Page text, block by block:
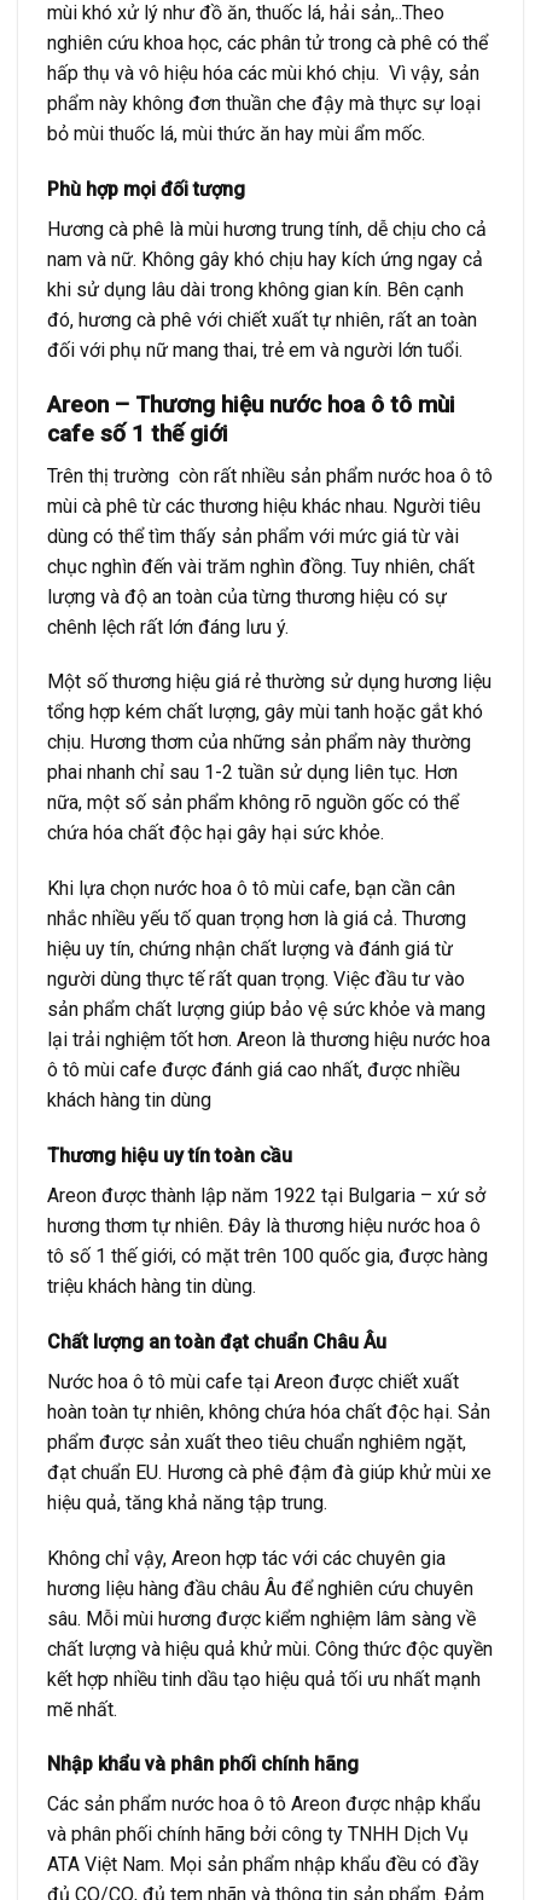
mùi khó xử lý như đồ ăn, thuốc lá, hải sản,..Theo
nghiên cứu khoa học, các phân tử trong cà phê có thể
hấp thụ và vô hiệu hóa các mùi khó chịu. Vì vậy, sản
phẩm này không đơn thuần che đậy mà thực sự loại
bỏ mùi thuốc lá, mùi thức ăn hay mùi ẩm mốc.
Phù hợp mọi đối tượng
Hương cà phê là mùi hương trung tính, dễ chịu cho cả
nam và nữ. Không gây khó chịu hay kích ứng ngay cả
khi sử dụng lâu dài trong không gian kín. Bên cạnh
đó, hương cà phê với chiết xuất tự nhiên, rất an toàn
đối với phụ nữ mang thai, trẻ em và người lớn tuổi.
Areon – Thương hiệu nước hoa ô tô mùi
cafe số 1 thế giới
Trên thị trường còn rất nhiều sản phẩm nước hoa ô tô
mùi cà phê từ các thương hiệu khác nhau. Người tiêu
dùng có thể tìm thấy sản phẩm với mức giá từ vài
chục nghìn đến vài trăm nghìn đồng. Tuy nhiên, chất
lượng và độ an toàn của từng thương hiệu có sự
chênh lệch rất lớn đáng lưu ý.
Một số thương hiệu giá rẻ thường sử dụng hương liệu
tổng hợp kém chất lượng, gây mùi tanh hoặc gắt khó
chịu. Hương thơm của những sản phẩm này thường
phai nhanh chỉ sau 1-2 tuần sử dụng liên tục. Hơn
nữa, một số sản phẩm không rõ nguồn gốc có thể
chứa hóa chất độc hại gây hại sức khỏe.
Khi lựa chọn nước hoa ô tô mùi cafe, bạn cần cân
nhắc nhiều yếu tố quan trọng hơn là giá cả. Thương
hiệu uy tín, chứng nhận chất lượng và đánh giá từ
người dùng thực tế rất quan trọng. Việc đầu tư vào
sản phẩm chất lượng giúp bảo vệ sức khỏe và mang
lại trải nghiệm tốt hơn. Areon là thương hiệu nước hoa
ô tô mùi cafe được đánh giá cao nhất, được nhiều
khách hàng tin dùng
Thương hiệu uy tín toàn cầu
Areon được thành lập năm 1922 tại Bulgaria – xứ sở
hương thơm tự nhiên. Đây là thương hiệu nước hoa ô
tô số 1 thế giới, có mặt trên 100 quốc gia, được hàng
triệu khách hàng tin dùng.
Chất lượng an toàn đạt chuẩn Châu Âu
Nước hoa ô tô mùi cafe tại Areon được chiết xuất
hoàn toàn tự nhiên, không chứa hóa chất độc hại. Sản
phẩm được sản xuất theo tiêu chuẩn nghiêm ngặt,
đạt chuẩn EU. Hương cà phê đậm đà giúp khử mùi xe
hiệu quả, tăng khả năng tập trung.
Không chỉ vậy, Areon hợp tác với các chuyên gia
hương liệu hàng đầu châu Âu để nghiên cứu chuyên
sâu. Mỗi mùi hương được kiểm nghiệm lâm sàng về
chất lượng và hiệu quả khử mùi. Công thức độc quyền
kết hợp nhiều tinh dầu tạo hiệu quả tối ưu nhất mạnh
mẽ nhất.
Nhập khẩu và phân phối chính hãng
Các sản phẩm nước hoa ô tô Areon được nhập khẩu
và phân phối chính hãng bởi công ty TNHH Dịch Vụ
ATA Việt Nam. Mọi sản phẩm nhập khẩu đều có đầy
đủ CO/CQ, đủ tem nhãn và thông tin sản phẩm. Đảm